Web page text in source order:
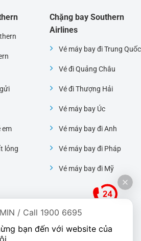
em
lỏng
Chặng bay Southern
Airlines
Vé máy bay đi Trung Quốc
Vé đi Quảng Châu
Vé đi Thượng Hải
Vé máy bay Úc
Vé máy bay đi Anh
Vé máy bay đi Pháp
Vé máy bay đi Mỹ
/ Call 1900 6695
bạn đến với website của